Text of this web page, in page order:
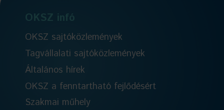
OKSZ infó
OKSZ sajtóközlemények
Tagvállalati sajtóközlemények
Általános hírek
OKSZ a fenntartható fejlődésért
Szakmai műhely